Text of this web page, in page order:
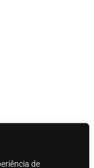
de